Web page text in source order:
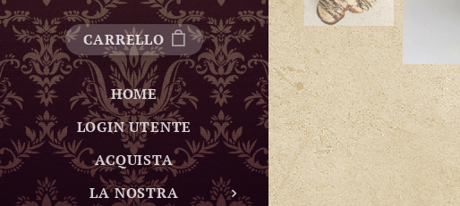
CARRELLO
HOME
LOGIN UTENTE
ACQUISTA
LA NOSTRA